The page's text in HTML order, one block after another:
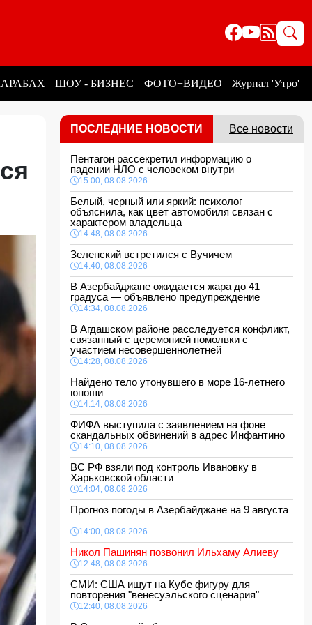
ШОУ - БИЗНЕС ФОТО+ВИДЕО Журнал 'Утро'
ПОСЛЕДНИЕ НОВОСТИ Все новости
Пентагон рассекретил информацию о
падении НЛО с человеком внутри
15:00, 08.08.2026
Белый, черный или яркий: психолог
объяснила, как цвет автомобиля связан с
характером владельца
14:48, 08.08.2026
Зеленский встретился с Вучичем
14:40, 08.08.2026
В Азербайджане ожидается жара до 41
градуса — объявлено предупреждение
14:34, 08.08.2026
В Агдашском районе расследуется конфликт,
связанный с церемонией помолвки с
участием несовершеннолетней
14:28, 08.08.2026
Найдено тело утонувшего в море 16-летнего
юноши
14:14, 08.08.2026
ФИФА выступила с заявлением на фоне
скандальных обвинений в адрес Инфантино
14:10, 08.08.2026
ВС РФ взяли под контроль Ивановку в
Харьковской области
14:04, 08.08.2026
Прогноз погоды в Азербайджане на 9 августа
14:00, 08.08.2026
Никол Пашинян позвонил Ильхаму Алиеву
12:48, 08.08.2026
СМИ: США ищут на Кубе фигуру для
повторения "венесуэльского сценария"
12:40, 08.08.2026